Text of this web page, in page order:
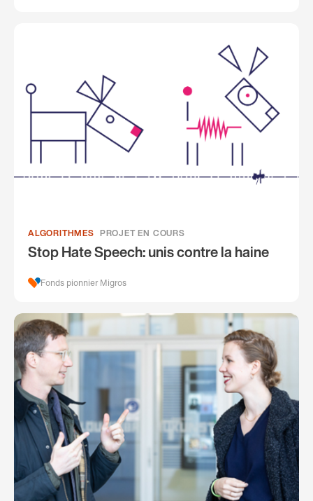
ALGORITHMES PROJET EN COURS
Stop Hate Speech: unis contre la haine
Fonds pionnier Migros